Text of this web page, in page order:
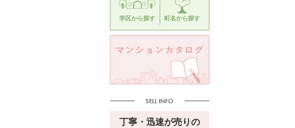
学区から探す 町名から探す
丁寧・迅速が売りの